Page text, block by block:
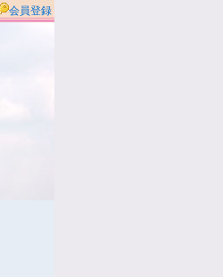
会員登録